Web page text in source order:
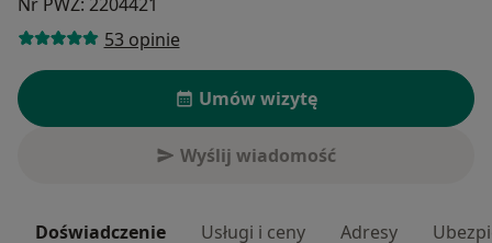
53 opinie
Umów wizytę
Wyślij wiadomość
Doświadczenie Usługi i ceny Adresy